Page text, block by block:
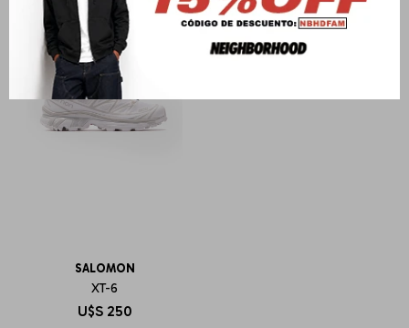
SALOMON
XT-6
U$S 250